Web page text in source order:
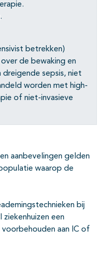
betrekken)
de bewaking en
sepsis, niet
worden met high-
of niet-invasieve
aanbevelingen gelden
waarop de
bij
een
aan IC of